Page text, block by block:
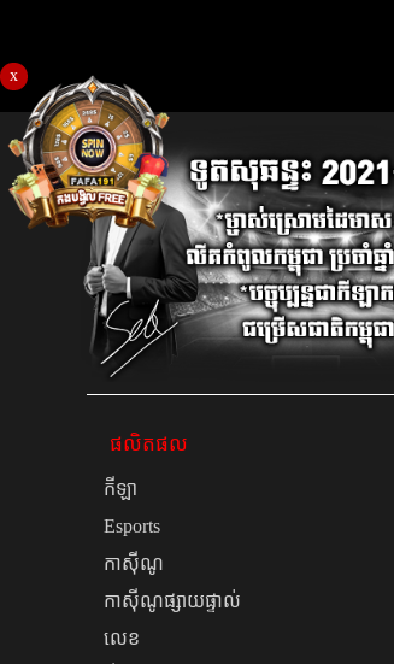
x
ផលិតផល
កីឡា
Esports
កាស៊ីណូ
កាស៊ីណូផ្សាយផ្ទាល់
លេខ